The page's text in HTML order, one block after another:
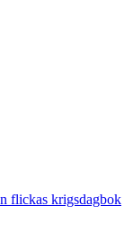
flickas krigsdagbok